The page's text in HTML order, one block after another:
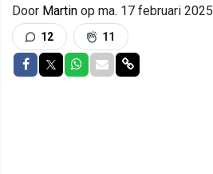
Door Martin op ma. 17 februari 2025
12 11
Delen op Facebook
Delen op Twitter
Delen op Whatsapp
Delen via Mail
Delen via link